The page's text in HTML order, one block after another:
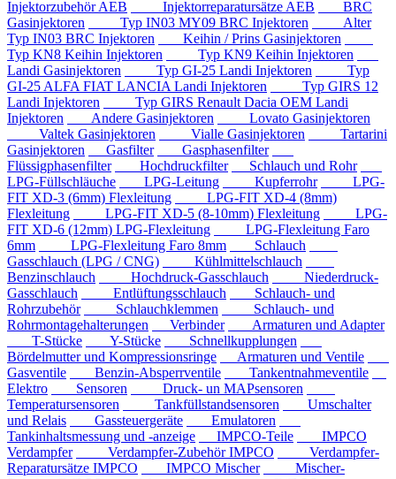
Injektorzubehör AEB
Injektorreparatursätze AEB
BRC
Gasinjektoren
Typ IN03 MY09 BRC Injektoren
Alter
Typ IN03 BRC Injektoren
Keihin / Prins Gasinjektoren
Typ KN8 Keihin Injektoren
Typ KN9 Keihin Injektoren
Landi Gasinjektoren
Typ GI-25 Landi Injektoren
Typ
GI-25 ALFA FIAT LANCIA Landi Injektoren
Typ GIRS 12
Landi Injektoren
Typ GIRS Renault Dacia OEM Landi
Injektoren
Andere Gasinjektoren
Lovato Gasinjektoren
Valtek Gasinjektoren
Vialle Gasinjektoren
Tartarini
Gasinjektoren
Gasfilter
Gasphasenfilter
Flüssigphasenfilter
Hochdruckfilter
Schlauch und Rohr
LPG-Füllschläuche
LPG-Leitung Kupferrohr
LPG-
FIT XD-3 (6mm) Flexleitung
LPG-FIT XD-4 (8mm)
Flexleitung
LPG-FIT XD-5 (8-10mm) Flexleitung
LPG-
FIT XD-6 (12mm) LPG-Flexleitung
LPG-Flexleitung Faro
6mm
LPG-Flexleitung Faro 8mm
Schlauch
Gasschlauch (LPG / CNG)
Kühlmittelschlauch
Benzinschlauch
Hochdruck-Gasschlauch
Niederdruck-
Gasschlauch
Entlüftungsschlauch
Schlauch- und
Rohrzubehör
Schlauchklemmen
Schlauch- und
Rohrmontagehalterungen
Verbinder
Armaturen und Adapter
T-Stücke
Y-Stücke
Schnellkupplungen
Bördelmutter und Kompressionsringe
Armaturen und Ventile
Gasventile
Benzin-Absperrventile
Tankentnahmeventile
Elektro
Sensoren
Druck- un MAPsensoren
Temperatursensoren
Tankfüllstandsensoren
Umschalter
und Relais
Gassteuergeräte
Emulatoren
Tankinhaltsmessung und -anzeige
IMPCO-Teile
IMPCO
Verdampfer
Verdampfer-Zubehör IMPCO
Verdampfer-
Reparatursätze IMPCO
IMPCO Mischer
Mischer-